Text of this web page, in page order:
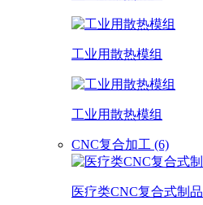
工业用散热模组
工业用散热模组
CNC复合加工 (6)
医疗类CNC复合式制品